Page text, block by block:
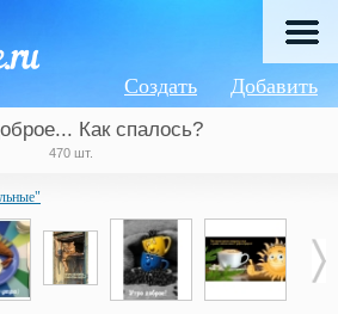
Добавить
Создать
Как спалось?
470 шт.